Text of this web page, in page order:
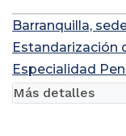
Barranquilla,
Estandarización
Especialidad
Más detalles